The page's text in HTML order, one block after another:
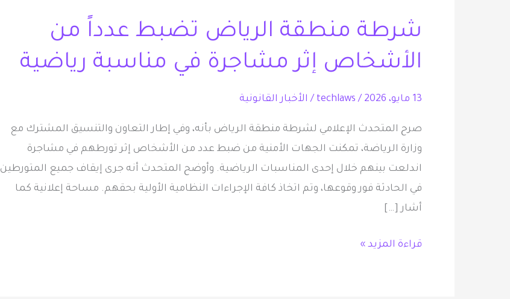
شرطة منطقة الرياض تضبط عدداً من
الأشخاص إثر مشاجرة في مناسبة رياضية
13 مايو، 2026 /
techlaws
/ الأخبار القانونية
صرح المتحدث الإعلامي لشرطة منطقة الرياض بأنه، وفي إطار التعاون والتنسيق المشترك مع
وزارة الرياضة، تمكنت الجهات الأمنية من ضبط عدد من الأشخاص إثر تورطهم في مشاجرة
اندلعت بينهم خلال إحدى المناسبات الرياضية. وأوضح المتحدث أنه جرى إيقاف جميع المتورطين
في الحادثة فور وقوعها، وتم اتخاذ كافة الإجراءات النظامية الأولية بحقهم. مساحة إعلانية كما
أشار […]
الرياض
تضبط
عدداً
إثر
مشاجرة
في
مناسبة
رياضية
قراءة المزيد »